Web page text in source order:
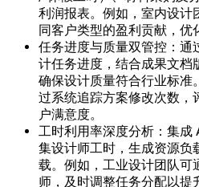
利润报表。例如，室内设计
同客户类型的盈利贡献，优
任务进度与质量双管控：通
计任务进度，结合成果文档
确保设计质量符合行业标准
过系统追踪方案修改次数，
户满意度。
工时利用率深度分析：集
集设计师工时，生成资源负
载。例如，工业设计团队可
师，及时调整任务分配以提